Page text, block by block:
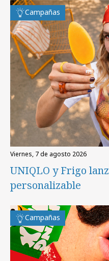
Campañas
viernes, 7 de agosto 2026
UNIQLO y Frigo
personalizable
Campañas